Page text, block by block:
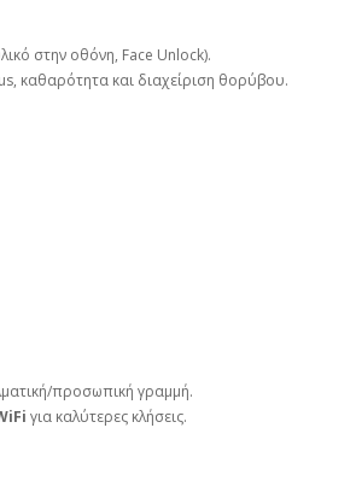
στην οθόνη, Face Unlock).
καθαρότητα και διαχείριση θορύβου.
προσωπική γραμμή.
για καλύτερες κλήσεις.